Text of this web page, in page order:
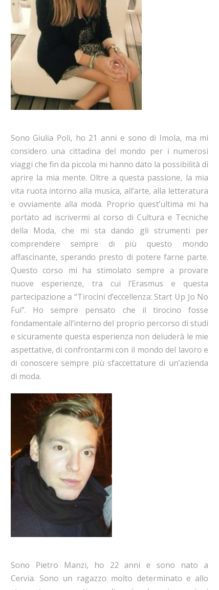
Sono Giulia Poli, ho 21 anni e sono di Imola, ma mi
considero una cittadina del mondo per i numerosi
viaggi che fin da piccola mi hanno dato la possibilità di
aprire la mia mente. Oltre a questa passione, la mia
vita ruota intorno alla musica, all’arte, alla letteratura
e ovviamente alla moda. Proprio quest’ultima mi ha
portato ad iscrivermi al corso di Cultura e Tecniche
della Moda, che mi sta dando gli strumenti per
comprendere sempre di più questo mondo
affascinante, sperando presto di potere farne parte.
Questo corso mi ha stimolato sempre a provare
nuove esperienze, tra cui l’Erasmus e questa
partecipazione a “Tirocini d’eccellenza: Start Up Jo No
Fui”. Ho sempre pensato che il tirocino fosse
fondamentale all’interno del proprio percorso di studi
e sicuramente questa esperienza non deluderà le mie
aspettative, di confrontarmi con il mondo del lavoro e
di conoscere sempre più sfaccettature di un’azienda
di moda.
Sono Pietro Manzi, ho 22 anni e sono nato a
Cervia. Sono un ragazzo molto determinato e allo